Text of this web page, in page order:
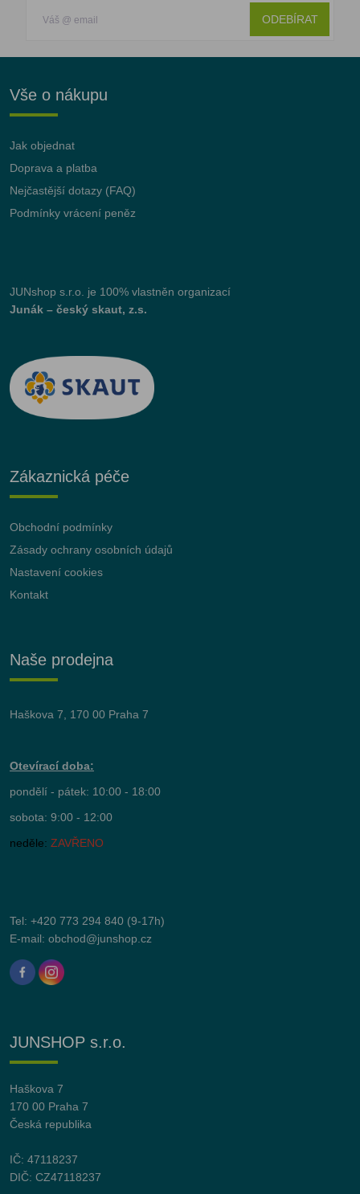
ODEBÍRAT
Vše o nákupu
Jak objednat
Doprava a platba
Nejčastější dotazy (FAQ)
Podmínky vrácení peněz
JUNshop s.r.o.
je 100% vlastněn organizací
Junák – český skaut, z.s.
Zákaznická péče
Obchodní podmínky
Zásady ochrany osobních údajů
Nastavení cookies
Kontakt
Naše prodejna
Haškova 7, 170 00 Praha 7
Otevírací doba:
pondělí - pátek: 10:00 - 18:00
sobota: 9:00 - 12:00
neděle: ZAVŘENO
Tel: +420 773 294 840 (9-17h)
E-mail: obchod@junshop.cz
JUNSHOP s.r.o.
Haškova 7
170 00 Praha 7
Česká republika
IČ: 47118237
DIČ: CZ47118237